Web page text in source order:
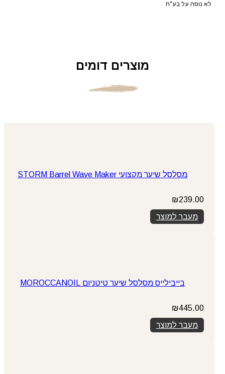
לא נוסה על בע"ח
מוצרים דומים
מסלסל שיער מקצועי STORM Barrel Wave Maker
₪239.00
מעבר למוצר
בייבילייס מסלסל שיער טיטניום MOROCCANOIL
₪445.00
מעבר למוצר